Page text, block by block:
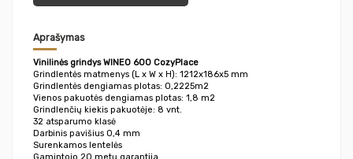
Aprašymas
Vinilinės grindys WINEO 600 CozyPlace
Grindlentės matmenys (L x W x H): 1212x186x5 mm
Grindlentės dengiamas plotas: 0,2225m2
Vienos pakuotės dengiamas plotas: 1,8 m2
Grindlenčių kiekis pakuotėje: 8 vnt.
32 atsparumo klasė
Darbinis pavišius 0,4 mm
Surenkamos lentelės